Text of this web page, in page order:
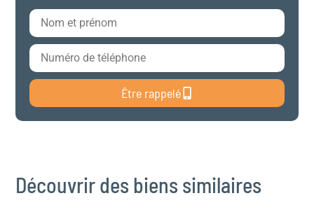
Être rappelé
Découvrir des biens similaires